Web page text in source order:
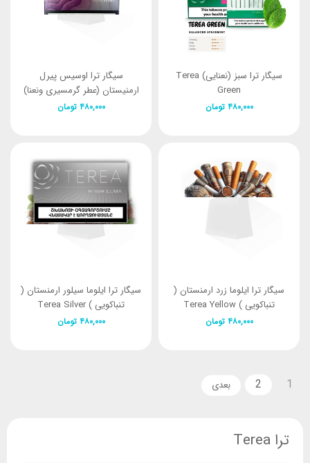
سیگار ترا سبز (نعنایی) Terea
Green
تومان۴۸۰,۰۰۰
سیگار ترا اوسیس پیرل
ارمنیستان (عطر گرمسیری ونعنا)
Terea Oasis Pearl Armenia
تومان۴۸۰,۰۰۰
سیگار ترا ایلوما زرد ارمنستان (
تنباکویی ) Terea Yellow
Armenia
تومان۴۸۰,۰۰۰
سیگار ترا ایلوما سیلور ارمنستان (
تنباکویی ) Terea Silver
Armenia
تومان۴۸۰,۰۰۰
1
2
ترا Terea